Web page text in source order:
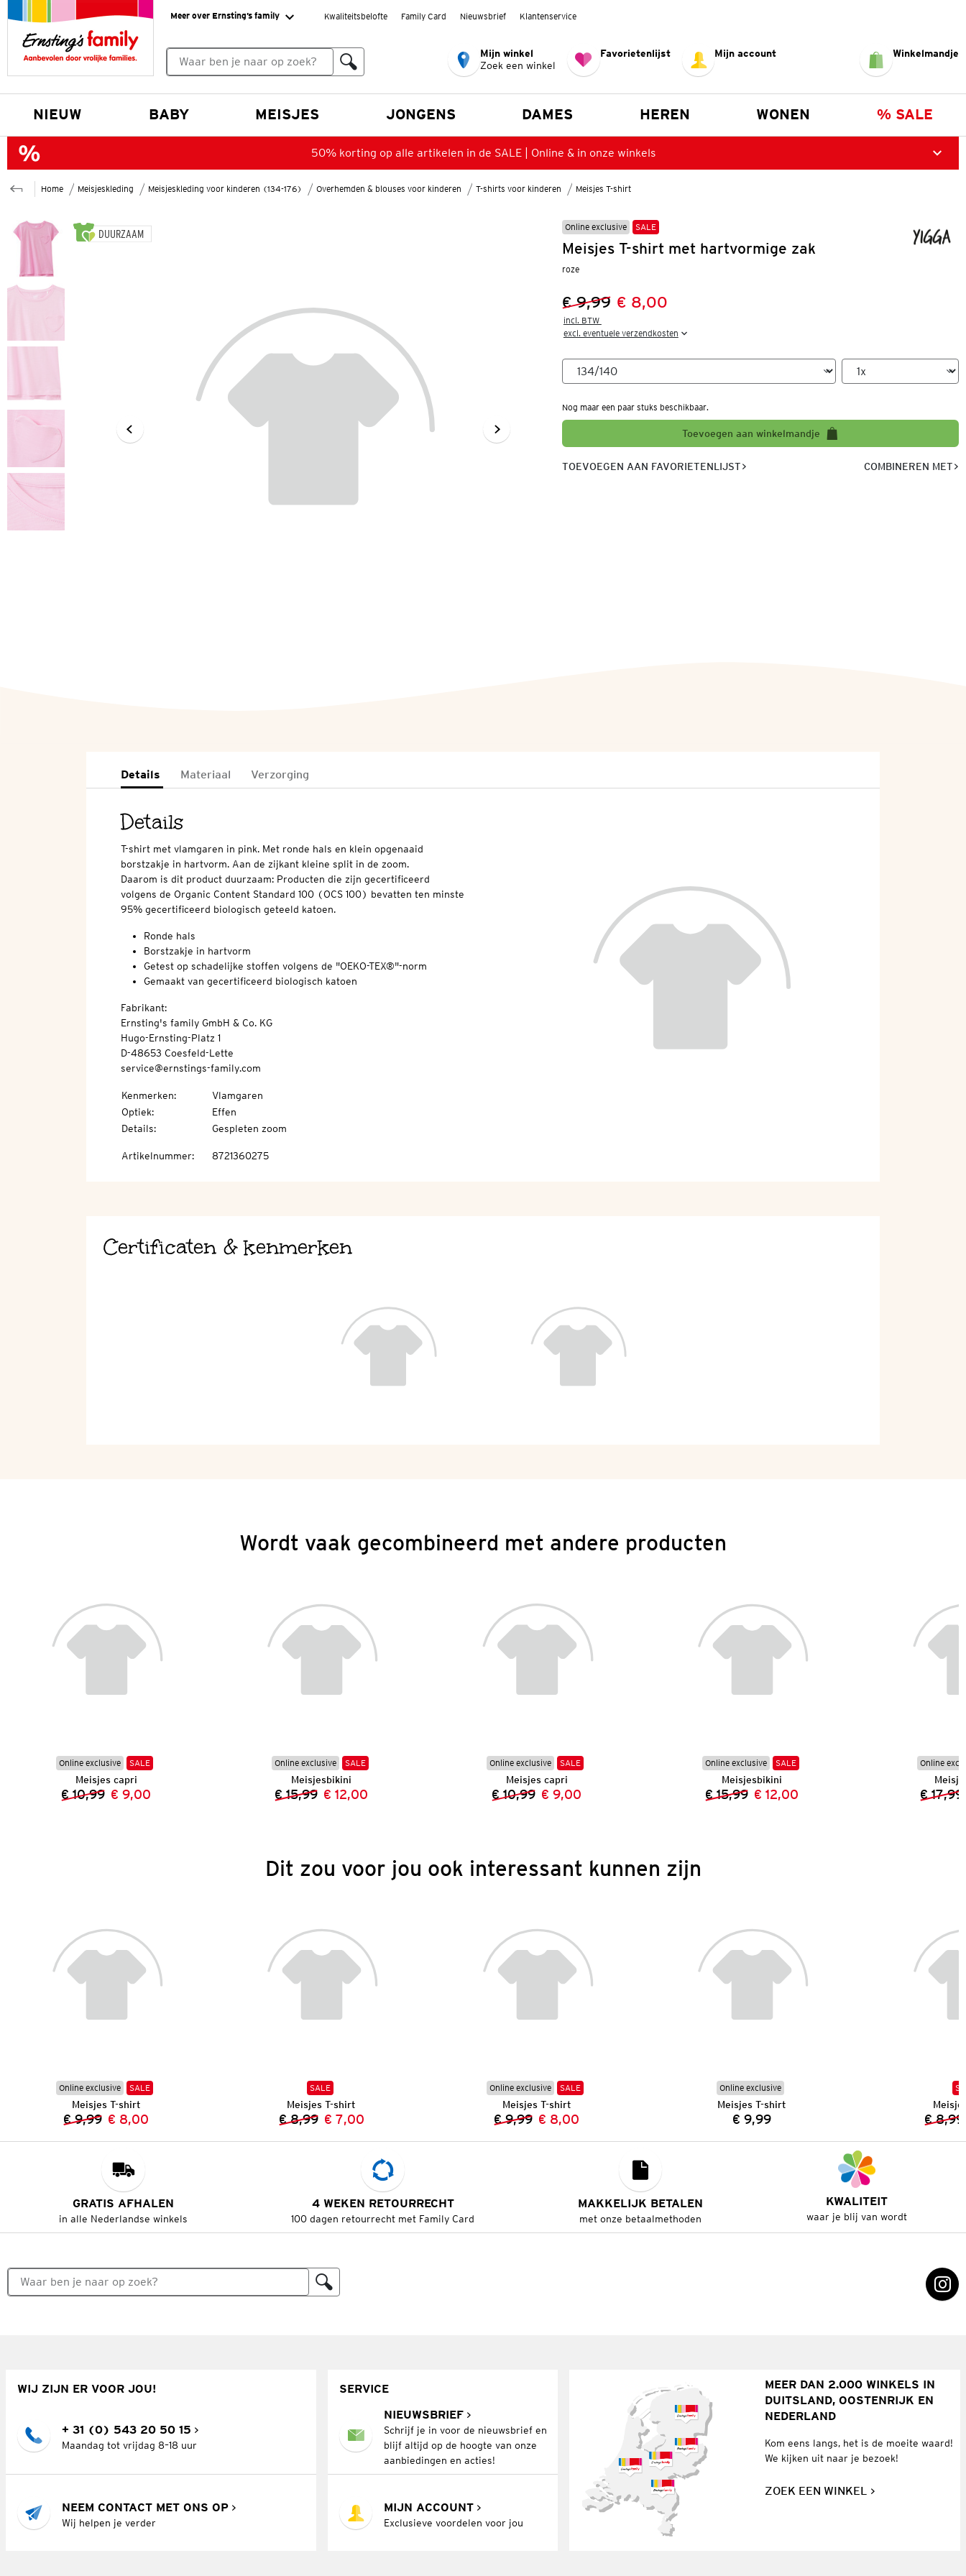
Meer over Ernsting’s family Kwaliteitsbelofte Family Card Nieuwsbrief Klantenservice
Mijn winkel
Zoek een winkel
Favorietenlijst Mijn account Winkelmandje
NIEUW BABY MEISJES JONGENS DAMES HEREN WONEN % SALE
50% korting op alle artikelen in de SALE | Online & in onze winkels
Home Meisjeskleding Meisjeskleding voor kinderen (134-176) Overhemden & blouses voor kinderen T-shirts voor kinderen Meisjes T-shirt
DUURZAAM
Online exclusive SALE
Meisjes T-shirt met hartvormige zak
roze
Vorige prijs:
€ 9,99
Nieuwe prijs:
€ 8,00
incl. BTW
excl. eventuele verzendkosten
Nog maar een paar stuks beschikbaar.
Toevoegen aan winkelmandje
TOEVOEGEN AAN FAVORIETENLIJST COMBINEREN MET
Details Materiaal Verzorging
Details
T-shirt met vlamgaren in pink. Met ronde hals en klein opgenaaid
borstzakje in hartvorm. Aan de zijkant kleine split in de zoom.
Daarom is dit product duurzaam: Producten die zijn gecertificeerd
volgens de Organic Content Standard 100 (OCS 100) bevatten ten minste
95% gecertificeerd biologisch geteeld katoen.
Ronde hals
Borstzakje in hartvorm
Getest op schadelijke stoffen volgens de "OEKO-TEX®"-norm
Gemaakt van gecertificeerd biologisch katoen
Fabrikant:
Ernsting's family GmbH & Co. KG
Hugo-Ernsting-Platz 1
D-48653 Coesfeld-Lette
service@ernstings-family.com
Kenmerken:
Vlamgaren
Optiek:
Effen
Details: Gespleten zoom
Artikelnummer: 8721360275
Certificaten & kenmerken
Wordt vaak gecombineerd met andere producten
Online exclusive SALE
Meisjes capri
Vorige prijs:
€ 10,99 Nieuwe prijs:
€ 9,00
Online exclusive SALE
Meisjesbikini
Vorige prijs:
€ 15,99 Nieuwe prijs:
€ 12,00
Online exclusive SALE
Meisjes capri
Vorige prijs:
€ 10,99 Nieuwe prijs:
€ 9,00
Online exclusive SALE
Meisjesbikini
Vorige prijs:
€ 15,99 Nieuwe prijs:
€ 12,00
Online
€ 17,99
Dit zou voor jou ook interessant kunnen zijn
Online exclusive SALE
Meisjes T-shirt
Vorige prijs:
€ 9,99 Nieuwe prijs:
€ 8,00
SALE
Meisjes T-shirt
Vorige prijs:
€ 8,99 Nieuwe prijs:
€ 7,00
Online exclusive SALE
Meisjes T-shirt
Vorige prijs:
€ 9,99 Nieuwe prijs:
€ 8,00
Online exclusive
Meisjes T-shirt
Prijs:
€ 9,99 € 8,99
GRATIS AFHALEN
in alle Nederlandse winkels
4 WEKEN RETOURRECHT
100 dagen retourrecht met Family Card
MAKKELIJK BETALEN
met onze betaalmethoden
KWALITEIT
waar je blij van wordt
WIJ ZIJN ER VOOR JOU!
+ 31 (0) 543 20 50 15
Maandag tot vrijdag 8–18 uur
NEEM CONTACT MET ONS OP
Wij helpen je verder
SERVICE
NIEUWSBRIEF
Schrijf je in voor de nieuwsbrief en
blijf altijd op de hoogte van onze
aanbiedingen en acties!
MIJN ACCOUNT
Exclusieve voordelen voor jou
MEER DAN 2.000 WINKELS IN
DUITSLAND, OOSTENRIJK EN
NEDERLAND
Kom eens langs, het is de moeite waard!
We kijken uit naar je bezoek!
ZOEK EEN WINKEL